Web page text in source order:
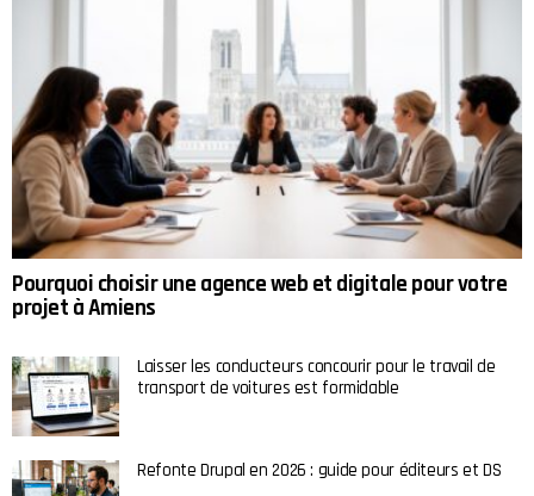
Pourquoi choisir une agence web et digitale pour votre
projet à Amiens
Laisser les conducteurs concourir pour le travail de
transport de voitures est formidable
Refonte Drupal en 2026 : guide pour éditeurs et DS